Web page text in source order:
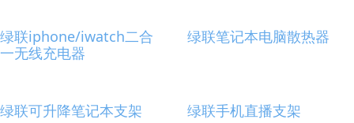
绿联iphone/iwatch二合
一无线充电器
绿联笔记本电脑散热器
绿联可升降笔记本支架 绿联手机直播支架